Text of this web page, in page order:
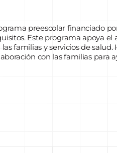
preescolar financiado
Este programa apoya
familias y servicios de
con las familias para